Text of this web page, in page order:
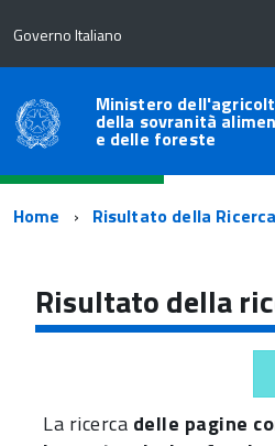
Governo Italiano
Ministero
della sovranità
e delle foreste
Percorso
navigazione
Home Risultato della Ricerca
Risultato della
La ricerca delle pagine